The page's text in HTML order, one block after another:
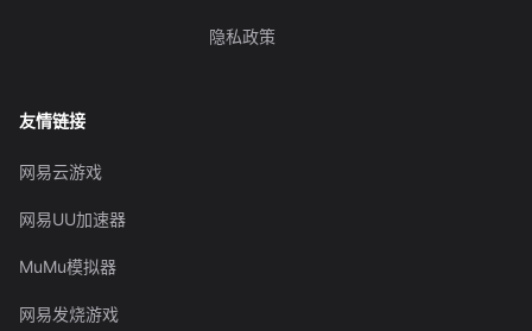
隐私政策
友情链接
网易云游戏
网易UU加速器
MuMu模拟器
网易发烧游戏